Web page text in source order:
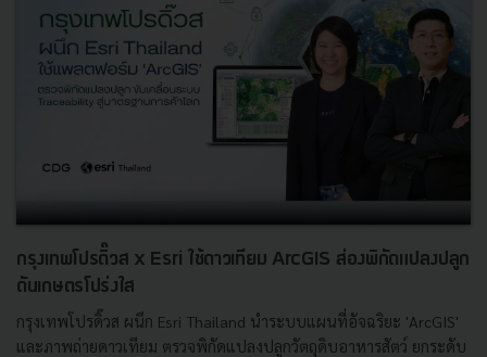
กรุงเทพโปรดิ๊วส x Esri ใช้ดาวเทียม ArcGIS ส่องพิกัดแปลงปลูก
ดันเกษตรโปร่งใส
กรุงเทพโปรดิ๊วส ผนึก Esri Thailand นำระบบแผนที่อัจฉริยะ 'ArcGIS'
และภาพถ่ายดาวเทียม ตรวจพิกัดแปลงปลูกวัตถุดิบอาหารสัตว์ ยกระดับ